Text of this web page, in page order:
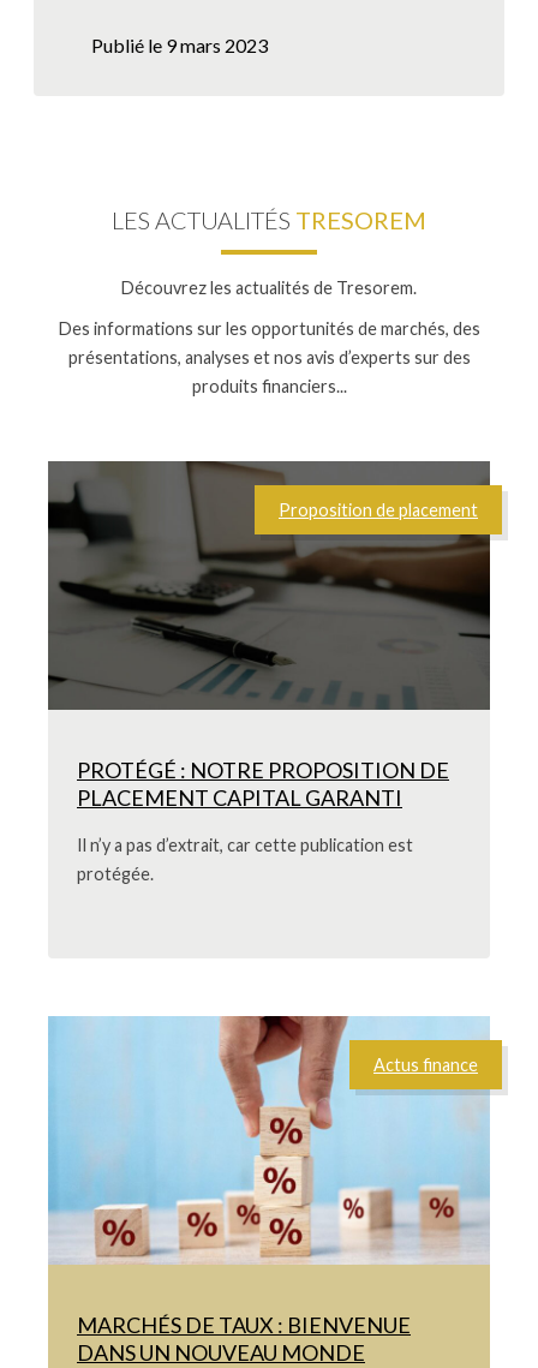
Publié le 9 mars 2023
LES ACTUALITÉS TRESOREM
Découvrez les actualités de Tresorem.
Des informations sur les opportunités de marchés, des
présentations, analyses et nos avis d’experts sur des
produits financiers...
Proposition de placement
PROTÉGÉ : NOTRE PROPOSITION DE
PLACEMENT CAPITAL GARANTI
Il n’y a pas d’extrait, car cette publication est
protégée.
Actus finance
MARCHÉS DE TAUX : BIENVENUE
DANS UN NOUVEAU MONDE